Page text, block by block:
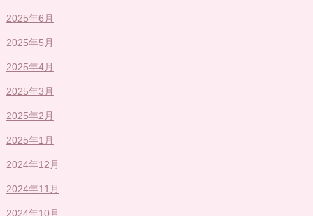
2025年6月
2025年5月
2025年4月
2025年3月
2025年2月
2025年1月
2024年12月
2024年11月
2024年10月